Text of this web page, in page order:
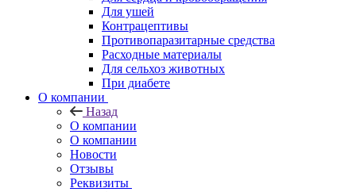
Для ушей
Контрацептивы
Противопаразитарные средства
Расходные материалы
Для сельхоз животных
При диабете
О компании
Назад
О компании
О компании
Новости
Отзывы
Реквизиты